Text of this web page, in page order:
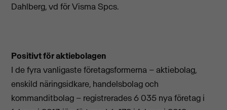
Dahlberg, vd för Visma Spcs.
Positivt för aktiebolagen
I de fyra vanligaste företagsformerna – aktiebolag,
enskild näringsidkare, handelsbolag och
kommanditbolag – registrerades 6 035 nya företag i